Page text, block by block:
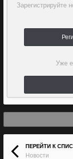
Зарегистрируйте
Уже
ПЕРЕЙТИ К
Новости